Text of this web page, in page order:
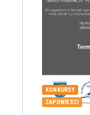
KONKURSY
ZAPOWIEDZI